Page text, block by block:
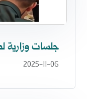
جلسات وزارية
2025-11-06